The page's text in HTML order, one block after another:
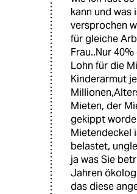
kann und was
versprochen
für gleiche
Frau..Nur
Lohn für die
Kinderarmut
Mieten, der
gekippt
Mietendeckel
belastet,
ja was Sie
Jahren
das diese